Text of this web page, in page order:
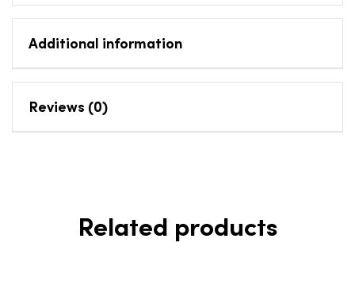
Additional information
Reviews (0)
Related products